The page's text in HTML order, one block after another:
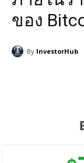
ของ
By InvestorHub